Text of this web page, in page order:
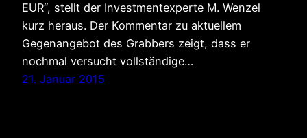
EUR“, stellt der Investmentexperte M. Wenzel
kurz heraus. Der Kommentar zu aktuellem
Gegenangebot des Grabbers zeigt, dass er
nochmal versucht vollständige…
21. Januar 2015